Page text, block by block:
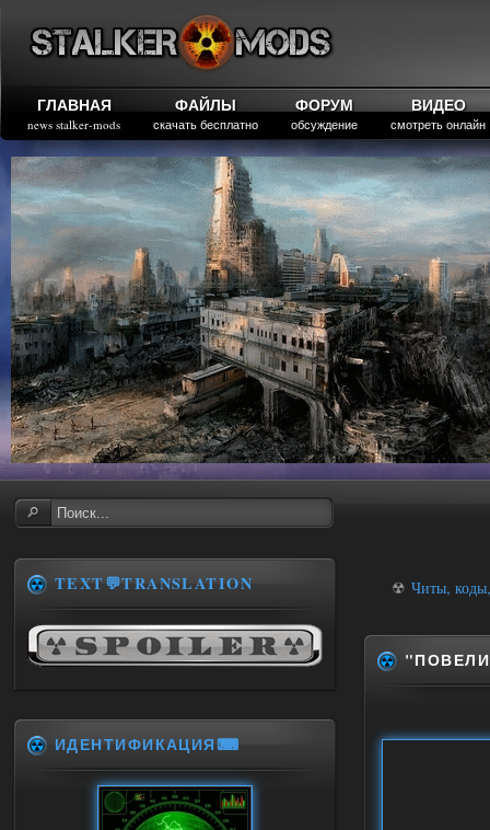
ГЛАВНАЯ
news stalker-mods
ФАЙЛЫ
скачать бесплатно
ФОРУМ
обсуждение
ВИДЕО
смотреть онлайн
☢ Читы,
TEXT💬TRANSLATION
ИДЕНТИФИКАЦИЯ⌨